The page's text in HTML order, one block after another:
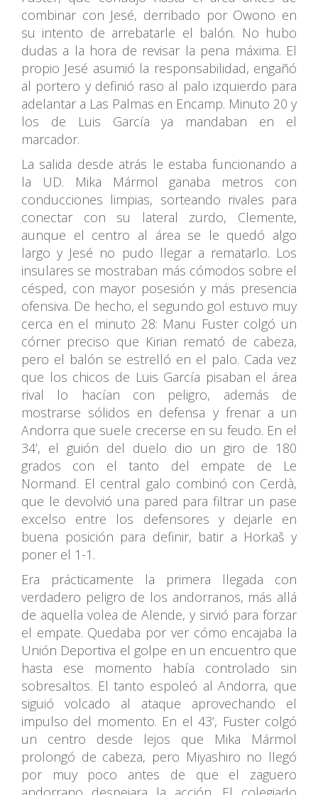
combinar con Jesé, derribado por Owono en
su intento de arrebatarle el balón. No hubo
dudas a la hora de revisar la pena máxima. El
propio Jesé asumió la responsabilidad, engañó
al portero y definió raso al palo izquierdo para
adelantar a Las Palmas en Encamp. Minuto 20 y
los de Luis García ya mandaban en el
marcador.
La salida desde atrás le estaba funcionando a
la UD. Mika Mármol ganaba metros con
conducciones limpias, sorteando rivales para
conectar con su lateral zurdo, Clemente,
aunque el centro al área se le quedó algo
largo y Jesé no pudo llegar a rematarlo. Los
insulares se mostraban más cómodos sobre el
césped, con mayor posesión y más presencia
ofensiva. De hecho, el segundo gol estuvo muy
cerca en el minuto 28: Manu Fuster colgó un
córner preciso que Kirian remató de cabeza,
pero el balón se estrelló en el palo. Cada vez
que los chicos de Luis García pisaban el área
rival lo hacían con peligro, además de
mostrarse sólidos en defensa y frenar a un
Andorra que suele crecerse en su feudo. En el
34’, el guión del duelo dio un giro de 180
grados con el tanto del empate de Le
Normand. El central galo combinó con Cerdà,
que le devolvió una pared para filtrar un pase
excelso entre los defensores y dejarle en
buena posición para definir, batir a Horkaš y
poner el 1-1.
Era prácticamente la primera llegada con
verdadero peligro de los andorranos, más allá
de aquella volea de Alende, y sirvió para forzar
el empate. Quedaba por ver cómo encajaba la
Unión Deportiva el golpe en un encuentro que
hasta ese momento había controlado sin
sobresaltos. El tanto espoleó al Andorra, que
siguió volcado al ataque aprovechando el
impulso del momento. En el 43’, Fuster colgó
un centro desde lejos que Mika Mármol
prolongó de cabeza, pero Miyashiro no llegó
por muy poco antes de que el zaguero